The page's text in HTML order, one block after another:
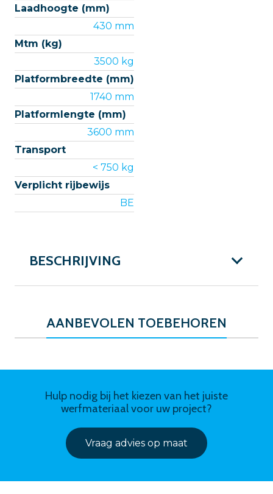
Laadhoogte (mm)
430 mm
Mtm (kg)
3500 kg
Platformbreedte (mm)
1740 mm
Platformlengte (mm)
3600 mm
Transport
< 750 kg
Verplicht rijbewijs
BE
BESCHRIJVING
AANBEVOLEN TOEBEHOREN
Hulp nodig bij het kiezen van het juiste
werfmateriaal voor uw project?
Vraag advies op maat